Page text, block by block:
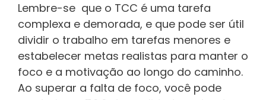
Lembre-se que o TCC é uma tarefa
complexa e demorada, e que pode ser útil
dividir o trabalho em tarefas menores e
estabelecer metas realistas para manter o
foco e a motivação ao longo do caminho.
Ao superar a falta de foco, você pode